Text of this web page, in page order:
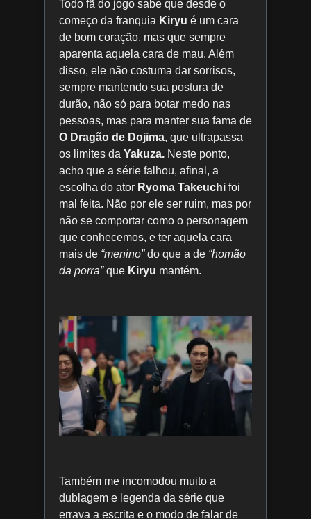
Todo fã do jogo sabe que desde o
começo da franquia Kiryu é um cara
de bom coração, mas que sempre
aparenta aquela cara de mau. Além
disso, ele não costuma dar sorrisos,
sempre mantendo sua postura de
durão, não só para botar medo nas
pessoas, mas para manter sua fama de
O Dragão de Dojima, que ultrapassa
os limites da Yakuza. Neste ponto,
acho que a série falhou, afinal, a
escolha do ator Ryoma Takeuchi foi
mal feita. Não por ele ser ruim, mas por
não se comportar como o personagem
que conhecemos, e ter aquela cara
mais de “menino”do que a de “homão
da porra”que Kiryu mantém.
Também me incomodou muito a
dublagem e legenda da série que
errava a escrita e o modo de falar de